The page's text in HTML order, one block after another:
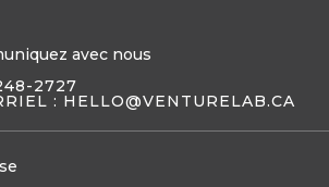
avec nous
2727
: HELLO@VENTURELAB.CA